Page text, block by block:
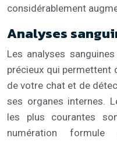
considérablement
Analyses
Les analyses
précieux qui permettent
de votre chat et de
ses organes internes.
les plus courantes
numération